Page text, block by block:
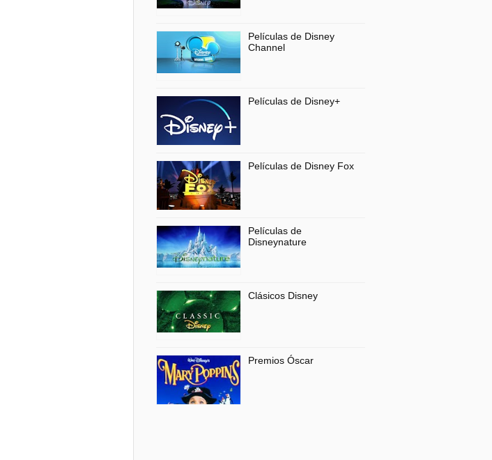
Películas de Disney
Channel
Películas de Disney+
Películas de Disney Fox
Películas de
Disneynature
Clásicos Disney
Premios Óscar